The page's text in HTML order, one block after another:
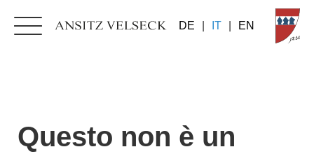
DE IT EN
Questo non è un